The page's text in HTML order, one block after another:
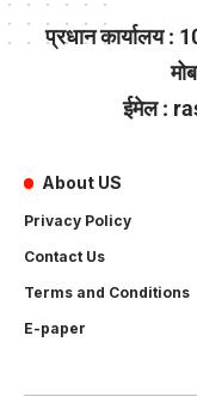
प्रधान कार्यालय :
ईमेल :
About US
Privacy Policy
Contact Us
Terms and Conditions
E-paper